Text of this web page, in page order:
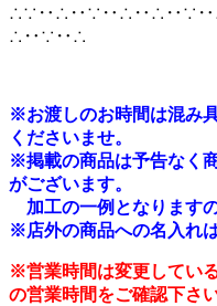
∴‥∵‥∴
※お渡しのお時間は混み
くださいませ。
※掲載の商品は予告なく
がございます。
加工の一例となります
※店外の商品への名入れ
※営業時間は変更してい
の営業時間をご確認下さい